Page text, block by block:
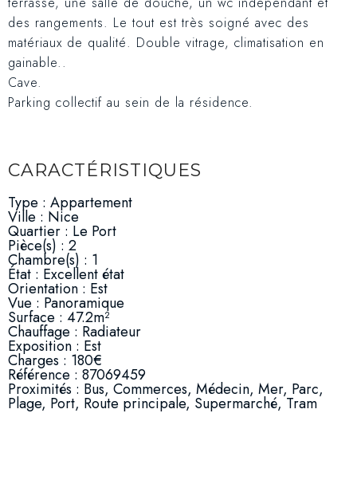
des rangements. Le tout est très soigné avec des
matériaux de qualité. Double vitrage, climatisation en
gainable..
Cave.
Parking collectif au sein de la résidence.
CARACTÉRISTIQUES
Type : Appartement
Ville : Nice
Quartier : Le Port
Pièce(s) : 2
Chambre(s) : 1
État : Excellent état
Orientation : Est
Vue : Panoramique
Surface : 47.2m²
Chauffage : Radiateur
Exposition : Est
Charges : 180€
Référence : 87069459
Proximités : Bus, Commerces, Médecin, Mer, Parc,
Plage, Port, Route principale, Supermarché, Tram